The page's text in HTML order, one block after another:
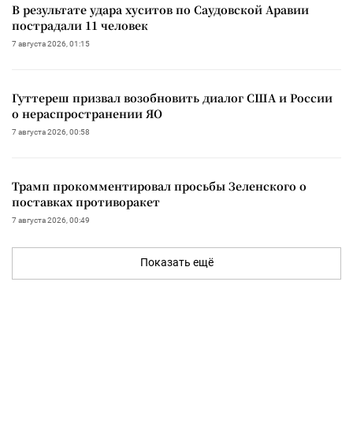
В результате удара хуситов по Саудовской Аравии
пострадали 11 человек
7 августа 2026, 01:15
Гуттереш призвал возобновить диалог США и России
о нераспространении ЯО
7 августа 2026, 00:58
Трамп прокомментировал просьбы Зеленского о
поставках противоракет
7 августа 2026, 00:49
Показать ещё